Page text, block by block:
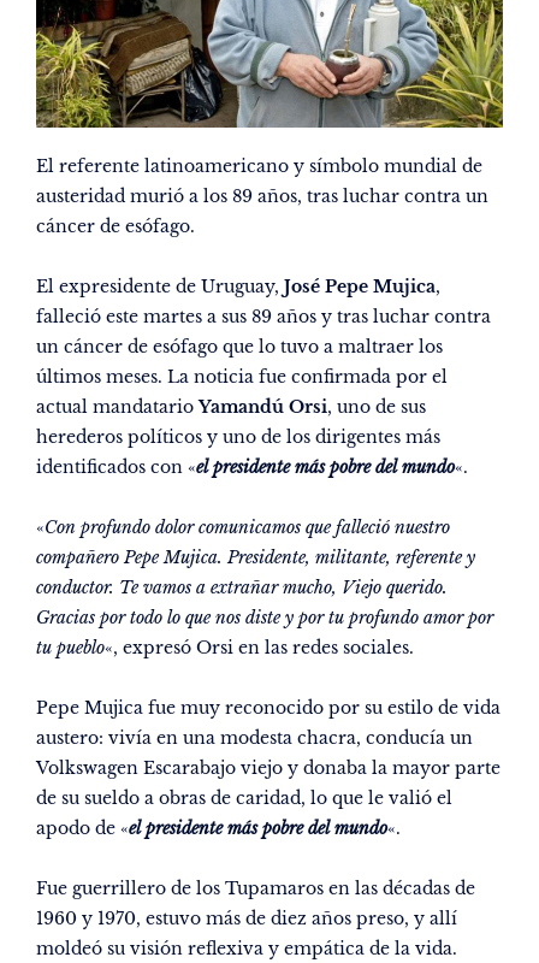
El referente latinoamericano y símbolo mundial de
austeridad murió a los 89 años, tras luchar contra un
cáncer de esófago.
El expresidente de Uruguay, José Pepe Mujica,
falleció este martes a sus 89 años y tras luchar contra
un cáncer de esófago que lo tuvo a maltraer los
últimos meses. La noticia fue confirmada por el
actual mandatarioYamandú Orsi, uno de sus
herederos políticos y uno de los dirigentes más
identificados con «el presidente más pobre del mundo«.
«Con profundo dolor comunicamos que falleció nuestro
compañero Pepe Mujica. Presidente, militante, referente y
conductor. Te vamos a extrañar mucho, Viejo querido.
Gracias por todo lo que nos diste y por tu profundo amor por
tu pueblo«, expresó Orsi en las redes sociales.
Pepe Mujica fue muy reconocido por su estilo de vida
austero: vivía en una modesta chacra, conducía un
Volkswagen Escarabajo viejo y donaba la mayor parte
de su sueldo a obras de caridad, lo que le valió el
apodo de «el presidente más pobre del mundo«.
Fue guerrillero de los Tupamaros en las décadas de
1960 y 1970, estuvo más de diez años preso, y allí
moldeó su visión reflexiva y empática de la vida.